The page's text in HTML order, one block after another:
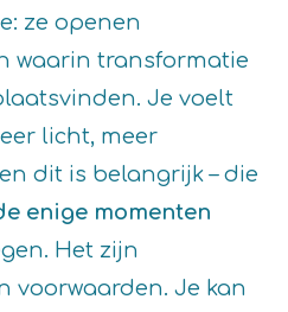
ze openen
waarin transformatie
Je voelt
licht, meer
dit is belangrijk – die
enige momenten
Het zijn
voorwaarden. Je kan